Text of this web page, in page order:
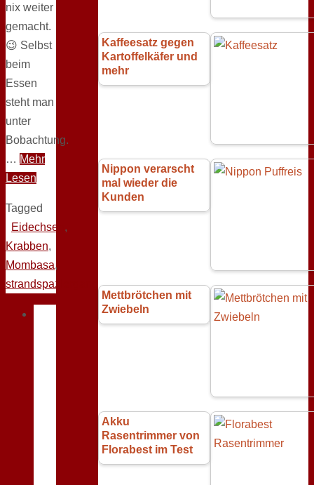
nix weiter
gemacht.
😉 Selbst
beim
Essen
steht man
unter
Bobachtung.
… Mehr
Lesen
Tagged
Eidechsen ,
Krabben,
Mombasa,
strandspaziergang
Kaffeesatz gegen
Kartoffelkäfer und
mehr
Nippon verarscht
mal wieder die
Kunden
Mettbrötchen mit
Zwiebeln
Akku
Rasentrimmer von
Florabest im Test